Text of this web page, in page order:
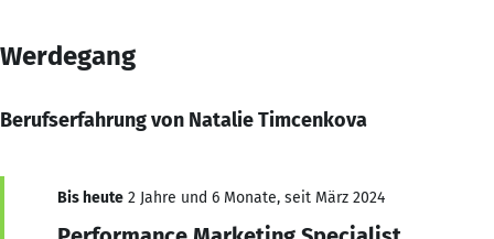
Werdegang
Berufserfahrung von Natalie Timcenkova
Bis heute 2 Jahre und 6 Monate, seit März 2024